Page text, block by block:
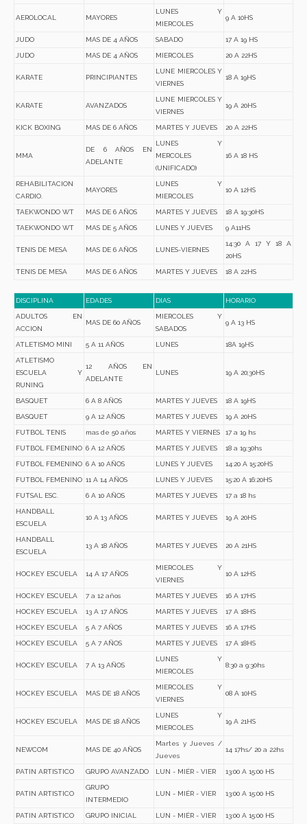
AEROLOCAL MAYORES
LUNES Y
MIERCOLES
9 A 10HS
JUDO MAS DE 4 AÑOS SABADO 17 A 19 HS
JUDO MAS DE 4 AÑOS MIERCOLES 20 A 22HS
KARATE PRINCIPIANTES
LUNE MIERCOLES Y
VIERNES
18 A 19HS
KARATE AVANZADOS
LUNE MIERCOLES Y
VIERNES
19 A 20HS
KICK BOXING MAS DE 6 AÑOS MARTES Y JUEVES 20 A 22HS
MMA
DE 6 AÑOS EN
ADELANTE
LUNES Y
MERCOLES
(UNIFICADO)
16 A 18 HS
REHABILITACION
CARDIO.
MAYORES
LUNES Y
MIERCOLES
10 A 12HS
TAEKWONDO WT MAS DE 6 AÑOS MARTES Y JUEVES 18 A 19:30HS
TAEKWONDO WT MAS DE 5 AÑOS LUNES Y JUEVES 9 A11HS
TENIS DE MESA MAS DE 6 AÑOS LUNES-VIERNES
14:30 A 17 Y 18 A
20HS
TENIS DE MESA MAS DE 6 AÑOS MARTES Y JUEVES 18 A 22HS
DISCIPLINA EDADES DIAS HORARIO
ADULTOS EN
ACCION
MAS DE 60 AÑOS
MIERCOLES Y
SABADOS
9 A 13 HS
ATLETISMO MINI 5 A 11 AÑOS LUNES 18A 19HS
ATLETISMO
ESCUELA Y
RUNING
12 AÑOS EN
ADELANTE
LUNES 19 A 20;30HS
BASQUET 6 A 8 AÑOS MARTES Y JUEVES 18 A 19HS
BASQUET 9 A 12 AÑOS MARTES Y JUEVES 19 A 20HS
FUTBOL TENIS mas de 50 años MARTES Y VIERNES 17 a 19 hs
FUTBOL FEMENINO 6 A 12 AÑOS MARTES Y JUEVES 18 a 19:30hs
FUTBOL FEMENINO 6 A 10 AÑOS LUNES Y JUEVES 14:20 A 15:20HS
FUTBOL FEMENINO 11 A 14 AÑOS LUNES Y JUEVES 15:20 A 16:20HS
FUTSAL ESC. 6 A 10 AÑOS MARTES Y JUEVES 17 a 18 hs
HANDBALL
ESCUELA
10 A 13 AÑOS MARTES Y JUEVES 19 A 20HS
HANDBALL
ESCUELA
13 A 18 AÑOS MARTES Y JUEVES 20 A 21HS
HOCKEY ESCUELA 14 A 17 AÑOS
MIERCOLES Y
VIERNES
10 A 12HS
HOCKEY ESCUELA 7 a 12 años MARTES Y JUEVES 16 A 17HS
HOCKEY ESCUELA 13 A 17 AÑOS MARTES Y JUEVES 17 A 18HS
HOCKEY ESCUELA 5 A 7 AÑOS MARTES Y JUEVES 16 A 17HS
HOCKEY ESCUELA 5 A 7 AÑOS MARTES Y JUEVES 17 A 18HS
HOCKEY ESCUELA 7 A 13 AÑOS
LUNES Y
MIERCOLES
8:30 a 9:30hs
HOCKEY ESCUELA MAS DE 18 AÑOS
MIERCOLES Y
VIERNES
08 A 10HS
HOCKEY ESCUELA MAS DE 18 AÑOS
LUNES Y
MIERCOLES
19 A 21HS
NEWCOM MAS DE 40 AÑOS
Martes y Jueves /
Jueves
14 17hs/ 20 a 22hs
PATIN ARTISTICO GRUPO AVANZADO LUN - MIÉR - VIER 13:00 A 15:00 HS
PATIN ARTISTICO
GRUPO
INTERMEDIO
LUN - MIÉR - VIER 13:00 A 15:00 HS
PATIN ARTISTICO GRUPO INICIAL LUN - MIÉR - VIER 13:00 A 15:00 HS